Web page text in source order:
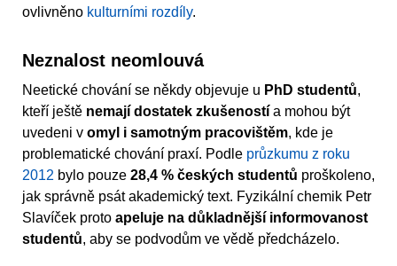
ovlivněno kulturními rozdíly.
Neznalost neomlouvá
Neetické chování se někdy objevuje u PhD studentů,
kteří ještě nemají dostatek zkušeností a mohou být
uvedeni v omyl i samotným pracovištěm, kde je
problematické chování praxí. Podle průzkumu z roku
2012 bylo pouze 28,4 % českých studentů proškoleno,
jak správně psát akademický text. Fyzikální chemik Petr
Slavíček proto apeluje na důkladnější informovanost
studentů, aby se podvodům ve vědě předcházelo.